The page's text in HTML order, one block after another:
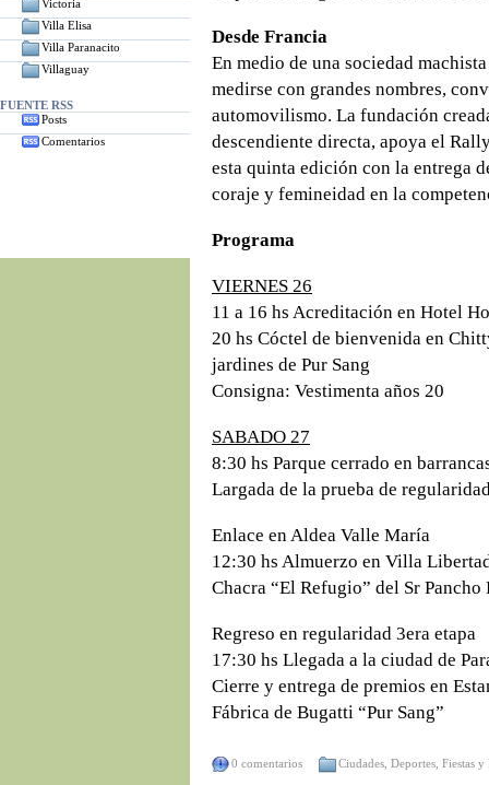
Victoria
Villa Elisa
Villa Paranacito
Villaguay
FUENTE RSS
Posts
Comentarios
Desde Francia
En medio de una sociedad
medirse con grandes nombres,
automovilismo. La fundación
descendiente directa, apoya el
esta quinta edición con la entrega
coraje y femineidad en la
Programa
VIERNES 26
11 a 16 hs Acreditación en Hotel
20 hs Cóctel de bienvenida en
jardines de Pur Sang
Consigna: Vestimenta años 20
SABADO 27
8:30 hs Parque cerrado en
Largada de la prueba de
Enlace en Aldea Valle María
12:30 hs Almuerzo en Villa
Chacra “El Refugio” del Sr Pancho
Regreso en regularidad 3era etapa
17:30 hs Llegada a la ciudad de
Cierre y entrega de premios en
Fábrica de Bugatti “Pur Sang”
0 comentarios Ciudades Deportes Fiestas y